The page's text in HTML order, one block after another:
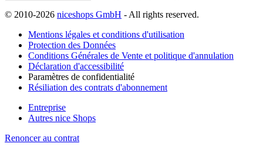
© 2010-2026 niceshops GmbH - All rights reserved.
Mentions légales et conditions d'utilisation
Protection des Données
Conditions Générales de Vente et politique d'annulation
Déclaration d'accessibilité
Paramètres de confidentialité
Résiliation des contrats d'abonnement
Entreprise
Autres nice Shops
Renoncer au contrat